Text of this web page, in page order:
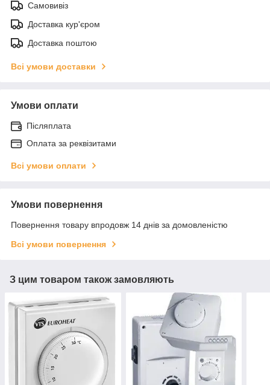
Самовивіз
Доставка кур'єром
Доставка поштою
Всі умови доставки
Умови оплати
Післяплата
Оплата за реквізитами
Всі умови оплати
Умови повернення
Повернення товару впродовж 14 днів за домовленістю
Всі умови повернення
З цим товаром також замовляють